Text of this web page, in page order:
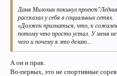
Татьяна Волосожар - Вячеслав
Говоруну, комментирующему
не «мастЕрски», а «мАстерски», не
русском языке и не надо нам его
взволновало».
Раз работайте говоруном —
язык. А то в диверсанты запишем.
Танец проходной. Для заполнения
Даня Милохин покинул
рассказал у себя в социальных сетях.
«Должен признаться, что, к
потому что просто устал. У меня
чего и почему я это делаю...
А он и прав.
Во-первых, это не спортивные